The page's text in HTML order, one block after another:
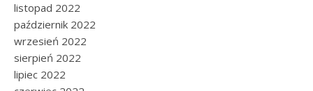
listopad 2022
październik 2022
wrzesień 2022
sierpień 2022
lipiec 2022